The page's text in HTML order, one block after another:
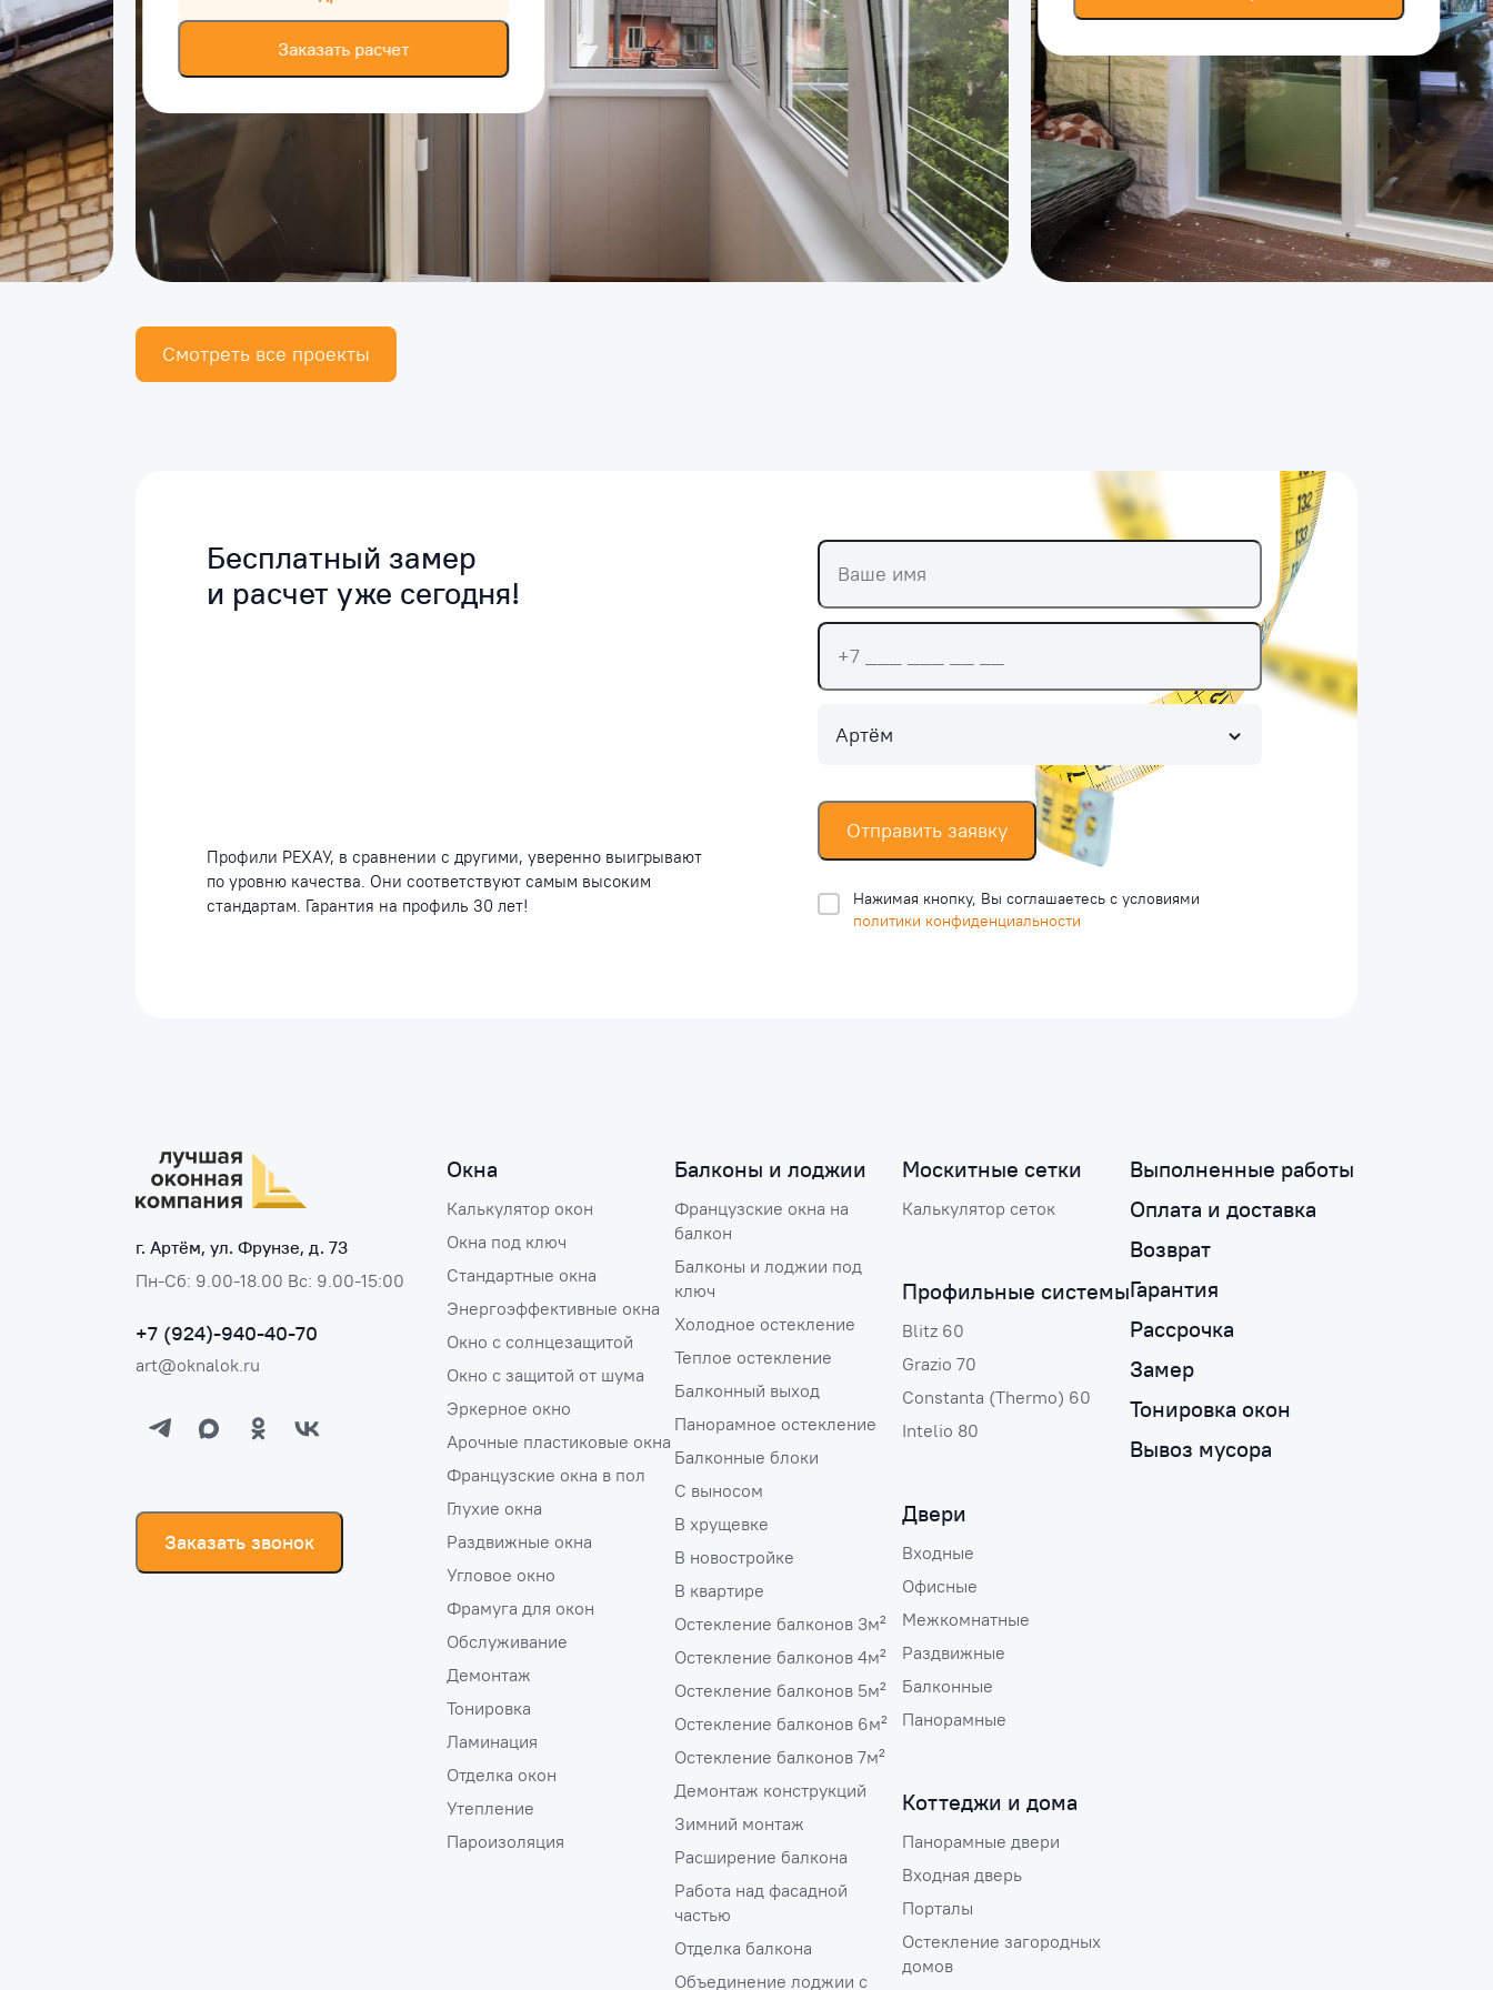
Заказать расчет
Смотреть все проекты
Бесплатный замер
и расчет уже сегодня!
Профили РЕХАУ, в сравнении с другими, уверенно выигрывают
по уровню качества. Они соответствуют самым высоким
стандартам. Гарантия на профиль 30 лет!
Артём
Отправить заявку
Нажимая кнопку, Вы соглашаетесь c условиями
политики конфиденциальности
г. Артём, ул. Фрунзе, д. 73
Пн-Сб: 9.00-18.00 Вс: 9.00-15:00
+7 (924)-940-40-70
art@oknalok.ru
Заказать звонок
Окна
Калькулятор окон
Окна под ключ
Стандартные окна
Энергоэффективные окна
Окно с солнцезащитой
Окно с защитой от шума
Эркерное окно
Арочные пластиковые окна
Французские окна в пол
Глухие окна
Раздвижные окна
Угловое окно
Фрамуга для окон
Обслуживание
Демонтаж
Тонировка
Ламинация
Отделка окон
Утепление
Пароизоляция
Балконы и лоджии
Французские окна на
балкон
Балконы и лоджии под
ключ
Холодное остекление
Теплое остекление
Балконный выход
Панорамное остекление
Балконные блоки
С выносом
В хрущевке
В новостройке
В квартире
Остекление балконов 3м²
Остекление балконов 4м²
Остекление балконов 5м²
Остекление балконов 6м²
Остекление балконов 7м²
Демонтаж конструкций
Зимний монтаж
Расширение балкона
Работа над фасадной
частью
Отделка балкона
Объединение лоджии с
Москитные сетки
Калькулятор сеток
Профильные системы
Blitz 60
Grazio 70
Constanta (Thermo) 60
Intelio 80
Двери
Входные
Офисные
Межкомнатные
Раздвижные
Балконные
Панорамные
Коттеджи и дома
Панорамные двери
Входная дверь
Порталы
Остекление загородных
домов
Выполненные работы
Оплата и доставка
Возврат
Гарантия
Рассрочка
Замер
Тонировка окон
Вывоз мусора